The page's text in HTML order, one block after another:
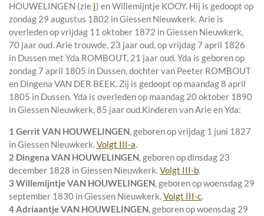
HOUWELINGEN (zie I) enWillemijntje KOOY. Hij is gedoopt op
zondag 29 augustus 1802 inGiessen Nieuwkerk. Arie is
overleden op vrijdag 11 oktober 1872 inGiessen Nieuwkerk,
70 jaar oud. Arie trouwde, 23 jaar oud, op vrijdag 7 april 1826
in Dussen met Yda ROMBOUT, 21 jaar oud. Yda is geboren op
zondag 7 april 1805 in Dussen, dochter van Peeter ROMBOUT
en Dingena VAN DER BEEK. Zij is gedoopt op maandag 8 april
1805 in Dussen. Yda is overleden op maandag 20 oktober 1890
inGiessen Nieuwkerk, 85 jaar oud.Kinderen van Arie en Yda:
1 Gerrit VAN HOUWELINGEN, geboren op vrijdag 1 juni 1827
inGiessen Nieuwkerk.Volgt III-a.
2 Dingena VAN HOUWELINGEN, geboren op dinsdag 23
december 1828 inGiessen Nieuwkerk.Volgt III-b.
3 Willemijntje VAN HOUWELINGEN, geboren op woensdag 29
september 1830 inGiessen Nieuwkerk.Volgt III-c.
4 Adriaantje VAN HOUWELINGEN, geboren op woensdag 29